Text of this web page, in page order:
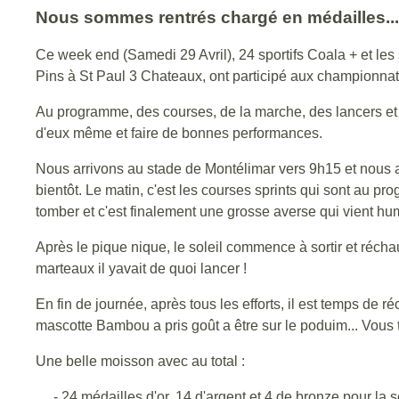
Nous sommes rentrés chargé en
Ce week end (Samedi 29 Avril), 24 sportifs Coala + et
Pins à St Paul 3 Chateaux, ont participé aux
Au programme, des courses, de la marche, des lancers
d'eux même et faire de bonnes performances.
Nous arrivons au stade de Montélimar vers 9h15 et
bientôt. Le matin, c'est les courses sprints qui sont au
tomber et c'est finalement une grosse averse qui vient
Après le pique nique, le soleil commence à sortir et
marteaux il yavait de quoi lancer !
En fin de journée, après tous les efforts, il est temps de
mascotte Bambou a pris goût a être sur le poduim...
Une belle moisson avec au total :